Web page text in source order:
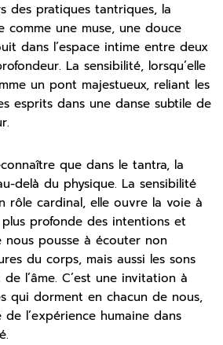
des pratiques tantriques, la
comme une muse, une douce
dans l’espace intime entre deux
La sensibilité, lorsqu’elle
un pont majestueux, reliant les
esprits dans une danse subtile de
que dans le tantra, la
delà du physique. La sensibilité
rôle cardinal, elle ouvre la voie à
profonde des intentions et
nous pousse à écouter non
du corps, mais aussi les sons
l’âme. C’est une invitation à
qui dorment en chacun de nous,
l’expérience humaine dans